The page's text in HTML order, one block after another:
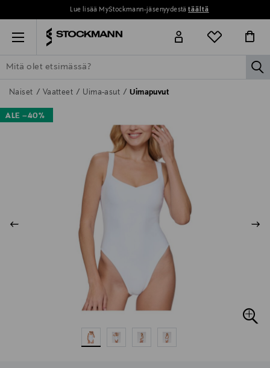
Lue lisää MyStockmann-jäsenyydestätäältä
Menu
ETSI KAIKKI NAISET MIEHET LAPSET
Naiset Vaatteet Uima-asut Uimapuvut
ALE –40%